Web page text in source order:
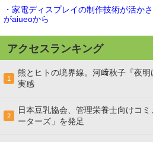
・家電ディスプレイの制作技術が活か
がaiueoから
アクセスランキング
1
熊とヒトの境界線。河﨑秋子『夜
実感
2
日本豆乳協会、管理栄養士向けコ
ーターズ」を発足